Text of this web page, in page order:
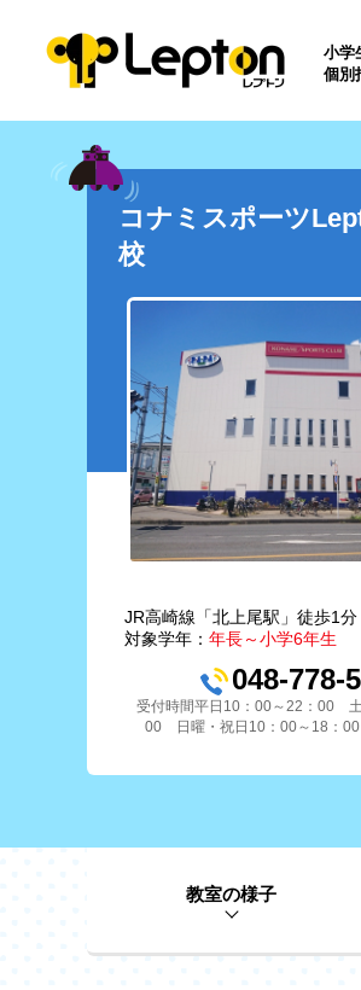
小学
個別
コナミスポーツ
校
JR高崎線「北上尾駅」徒歩1分
対象学年： 年長～小学6年生
048-778-
受付時間平日10：00～22：00
00 日曜・祝日10：00～18：00
教室の様子